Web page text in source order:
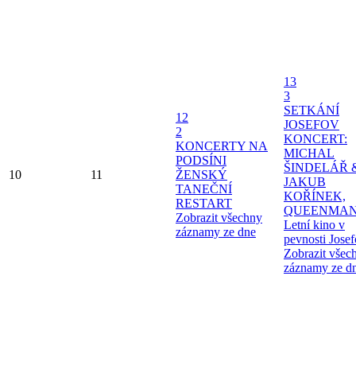
10 11
12
2
KONCERTY NA
PODSÍNI
ŽENSKÝ
TANEČNÍ
RESTART
Zobrazit všechny
záznamy ze dne
13
3
SETKÁNÍ
JOSEFOV
KONCERT:
MICHAL
ŠINDELÁŘ
JAKUB
KOŘÍNEK,
Letní kino v
pevnosti
Zobrazit
záznamy ze